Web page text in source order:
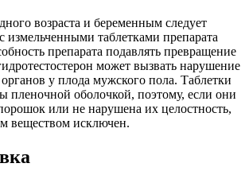
возраста и беременным следует
измельченными таблетками препарата
препарата подавлять превращение
может вызвать нарушение
у плода мужского пола. Таблетки
пленочной оболочкой, поэтому, если они
или не нарушена их целостность,
веществом исключен.